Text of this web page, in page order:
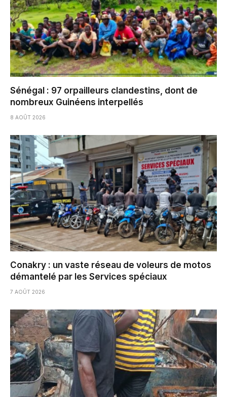
Sénégal : 97 orpailleurs clandestins, dont de
nombreux Guinéens interpellés
8 AOÛT 2026
Conakry : un vaste réseau de voleurs de motos
démantelé par les Services spéciaux
7 AOÛT 2026